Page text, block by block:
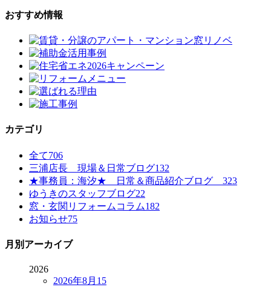
おすすめ情報
カテゴリ
全て706
三浦店長 現場＆日常ブログ132
★事務員：海汐★ 日常＆商品紹介ブログ 323
ゆうきのスタッフブログ22
窓・玄関リフォームコラム182
お知らせ75
月別アーカイブ
2026
2026年8月 15